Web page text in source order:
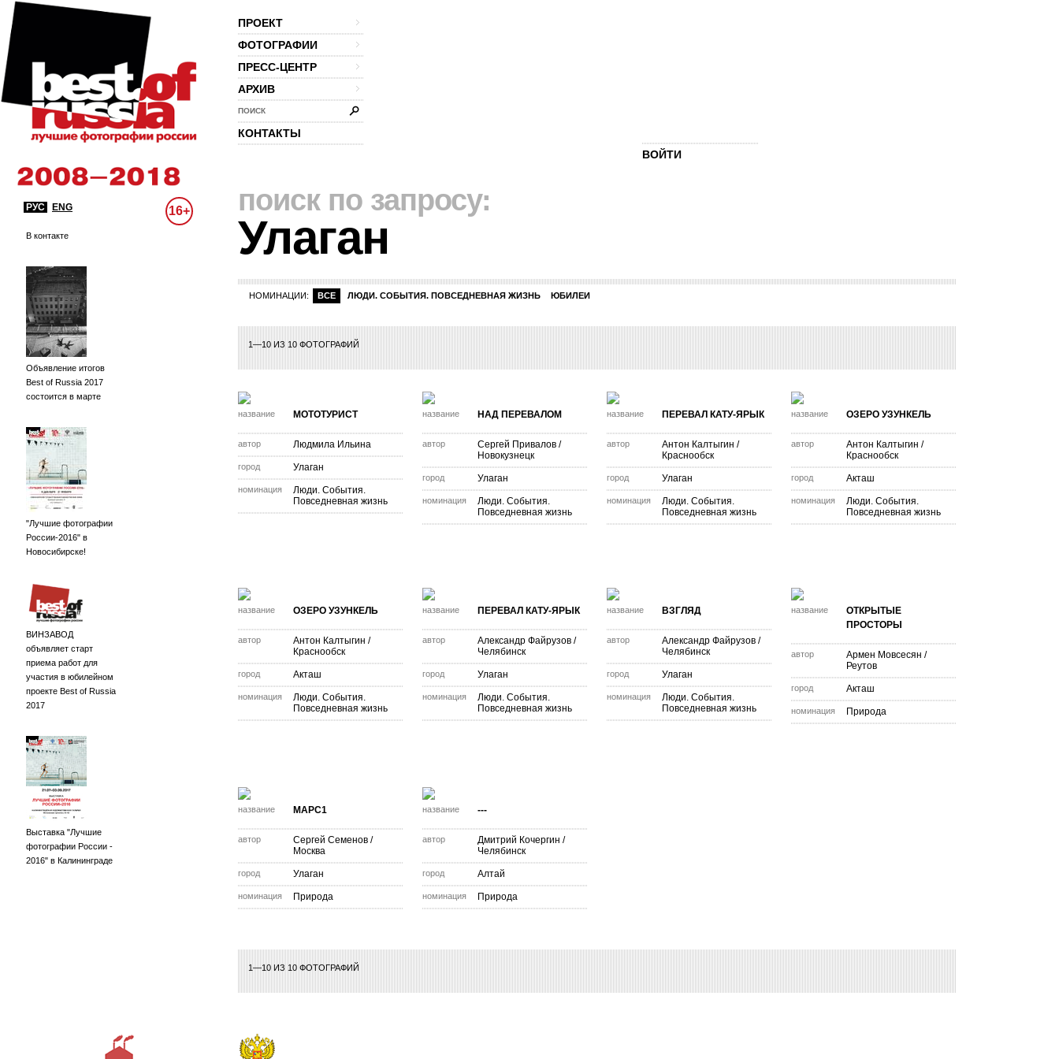
ПРОЕКТ
ФОТОГРАФИИ
ПРЕСС-ЦЕНТР
АРХИВ
ПОИСК
КОНТАКТЫ
ВОЙТИ
РУС ENG 16+
В контакте
Объявление итогов
Best of Russia 2017
состоится в марте
"Лучшие фотографии
России-2016" в
Новосибирске!
ВИНЗАВОД
объявляет старт
приема работ для
участия в юбилейном
проекте Best of Russia
2017
Выставка "Лучшие
фотографии России -
2016" в Калининграде
поиск по запросу:
Улаган
НОМИНАЦИИ: ВСЕ ЛЮДИ. СОБЫТИЯ. ПОВСЕДНЕВНАЯ ЖИЗНЬ ЮБИЛЕИ
1—10 ИЗ 10 ФОТОГРАФИЙ
название МОТОТУРИСТ
автор Людмила Ильина
город Улаган
номинация
Люди. События.
Повседневная жизнь
название НАД ПЕРЕВАЛОМ
автор Сергей Привалов /
Новокузнецк
город Улаган
номинация
Люди. События.
Повседневная жизнь
название ПЕРЕВАЛ КАТУ-ЯРЫК
автор Антон Калтыгин /
Краснообск
город Улаган
номинация
Люди. События.
Повседневная жизнь
название ОЗЕРО УЗУНКЕЛЬ
автор Антон Калтыгин /
Краснообск
город Акташ
номинация
Люди. События.
Повседневная жизнь
название ОЗЕРО УЗУНКЕЛЬ
автор Антон Калтыгин /
Краснообск
город Акташ
номинация
Люди. События.
Повседневная жизнь
название ПЕРЕВАЛ КАТУ-ЯРЫК
автор Александр Файрузов /
Челябинск
город Улаган
номинация
Люди. События.
Повседневная жизнь
название ВЗГЛЯД
автор Александр Файрузов /
Челябинск
город Улаган
номинация
Люди. События.
Повседневная жизнь
название
ОТКРЫТЫЕ
ПРОСТОРЫ
автор Армен Мовсесян /
Реутов
город Акташ
номинация Природа
название МАРС1
автор Сергей Семенов /
Москва
город Улаган
номинация Природа
название ---
автор Дмитрий Кочергин /
Челябинск
город Алтай
номинация Природа
1—10 ИЗ 10 ФОТОГРАФИЙ